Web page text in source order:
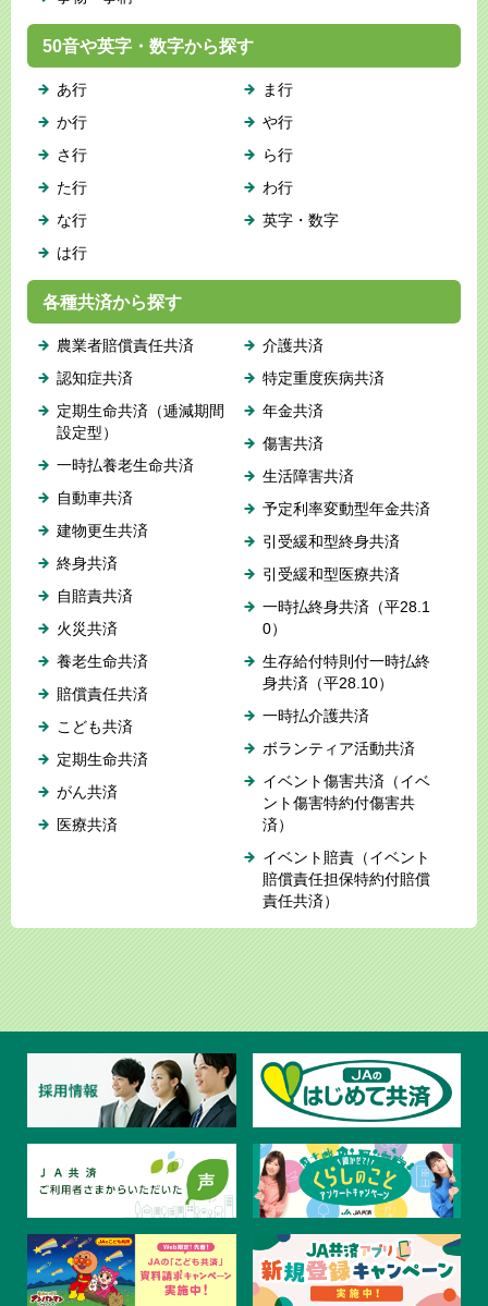
50音や英字・数字から探す
あ行
か行
さ行
た行
な行
は行
ま行
や行
ら行
わ行
英字・数字
各種共済から探す
農業者賠償責任共済
認知症共済
定期生命共済（逓減期間
設定型）
一時払養老生命共済
自動車共済
建物更生共済
終身共済
自賠責共済
火災共済
養老生命共済
賠償責任共済
こども共済
定期生命共済
がん共済
医療共済
介護共済
特定重度疾病共済
年金共済
傷害共済
生活障害共済
予定利率変動型年金共済
引受緩和型終身共済
引受緩和型医療共済
一時払終身共済（平28.1
0）
生存給付特則付一時払終
身共済（平28.10）
一時払介護共済
ボランティア活動共済
イベント傷害共済（イベ
ント傷害特約付傷害共
済）
イベント賠責（イベント
賠償責任担保特約付賠償
責任共済）